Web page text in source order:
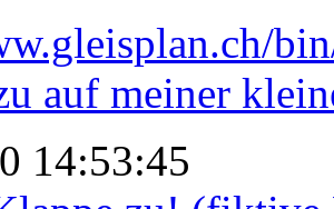
auf meiner
14:53:45